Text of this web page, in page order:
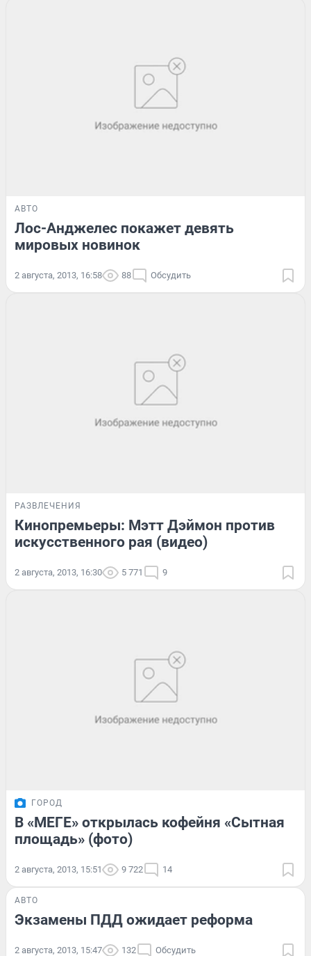
АВТО
Лос-Анджелес покажет девять
мировых новинок
2 августа, 2013, 16:58 88 Обсудить
РАЗВЛЕЧЕНИЯ
Кинопремьеры: Мэтт Дэймон против
искусственного рая (видео)
2 августа, 2013, 16:30 5 771 9
ГОРОД
В «МЕГЕ» открылась кофейня «Сытная
площадь» (фото)
2 августа, 2013, 15:51 9 722 14
АВТО
Экзамены ПДД ожидает реформа
2 августа, 2013, 15:47 132 Обсудить